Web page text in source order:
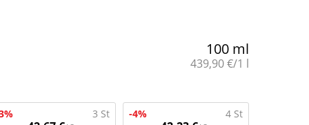
100 ml
Grundpreis:
439,90 €/1 l
3 St -4% 4 St